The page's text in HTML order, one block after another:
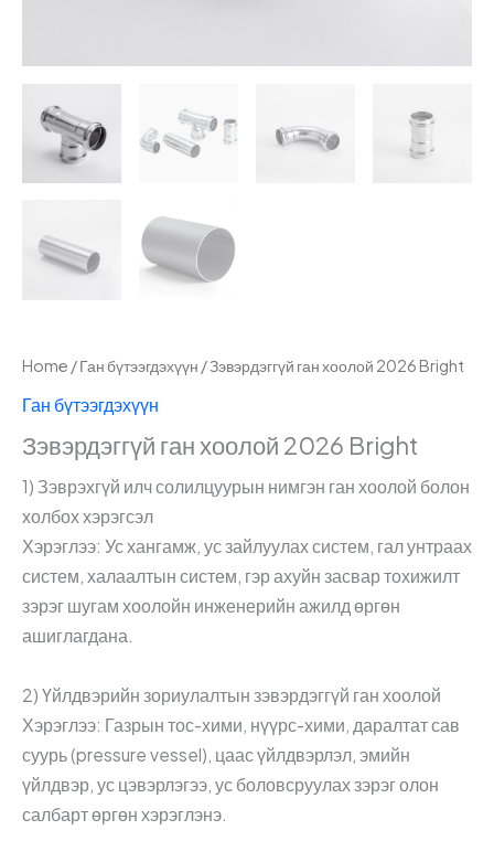
Home /Ган бүтээгдэхүүн / Зэвэрдэггүй ган хоолой 2026 Bright
Ган бүтээгдэхүүн
Зэвэрдэггүй ган хоолой 2026 Bright
1) Зэврэхгүй илч солилцуурын нимгэн ган хоолой болон
холбох хэрэгсэл
Хэрэглээ: Ус хангамж, ус зайлуулах систем, гал унтраах
систем, халаалтын систем, гэр ахуйн засвар тохижилт
зэрэг шугам хоолойн инженерийн ажилд өргөн
ашиглагдана.
2) Үйлдвэрийн зориулалтын зэвэрдэггүй ган хоолой
Хэрэглээ: Газрын тос-хими, нүүрс-хими, даралтат сав
суурь (pressure vessel), цаас үйлдвэрлэл, эмийн
үйлдвэр, ус цэвэрлэгээ, ус боловсруулах зэрэг олон
салбарт өргөн хэрэглэнэ.